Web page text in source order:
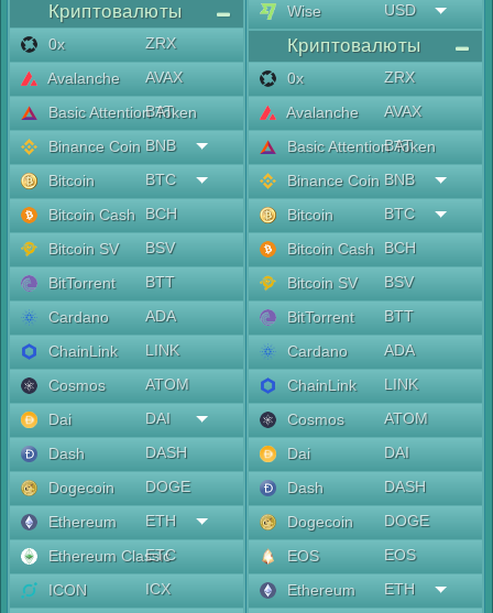
Криптовалюты
0x
ZRX
Avalanche
AVAX
Basic Attention Token
BAT
Binance Coin BNB
Bitcoin
BTC
Bitcoin Cash
BCH
Bitcoin SV
BSV
BitTorrent
BTT
Cardano
ADA
ChainLink
LINK
Cosmos
ATOM
Dai
DAI
Dash
DASH
Dogecoin
DOGE
Ethereum
ETH
Ethereum Classic
ETC
ICON
ICX
Wise
USD
Криптовалюты
0x
ZRX
Avalanche
AVAX
Basic Attention Token
BAT
Binance Coin BNB
Bitcoin
BTC
Bitcoin Cash
BCH
Bitcoin SV
BSV
BitTorrent
BTT
Cardano
ADA
ChainLink
LINK
Cosmos
ATOM
Dai
DAI
Dash
DASH
Dogecoin
DOGE
EOS
EOS
Ethereum
ETH